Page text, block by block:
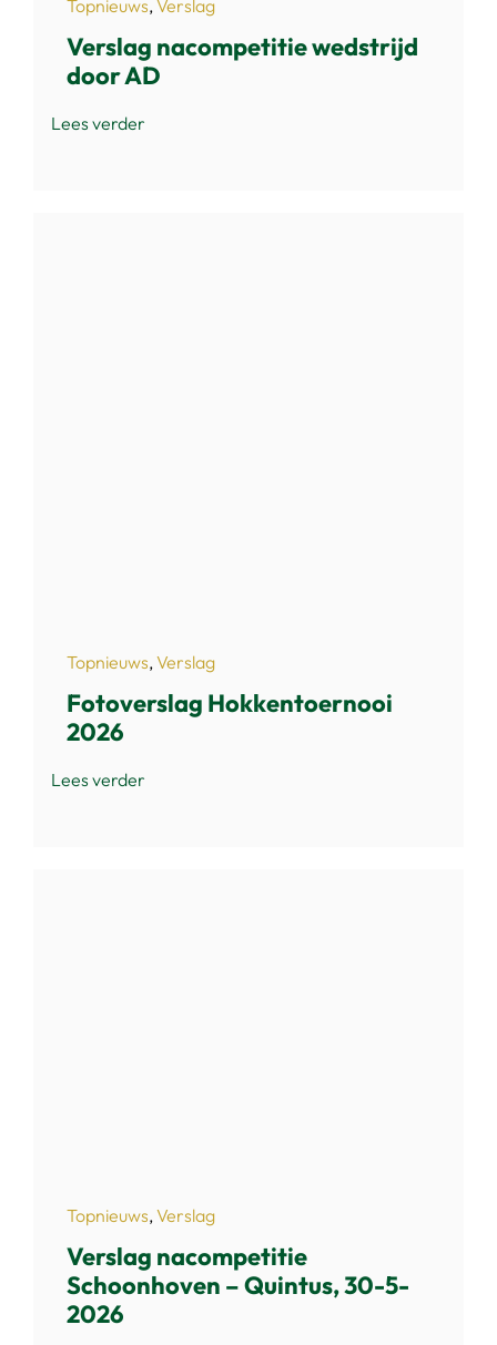
Topnieuws, Verslag
Verslag nacompetitie wedstrijd
door AD
Lees verder
Topnieuws,Verslag
Fotoverslag Hokkentoernooi
2026
Lees verder
Topnieuws, Verslag
Verslag nacompetitie
Schoonhoven – Quintus, 30-5-
2026